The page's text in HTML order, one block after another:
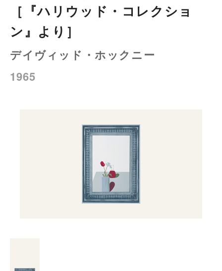
［『ハリウッド・コレクショ
ン』より］
デイヴィッド・ホックニー
1965